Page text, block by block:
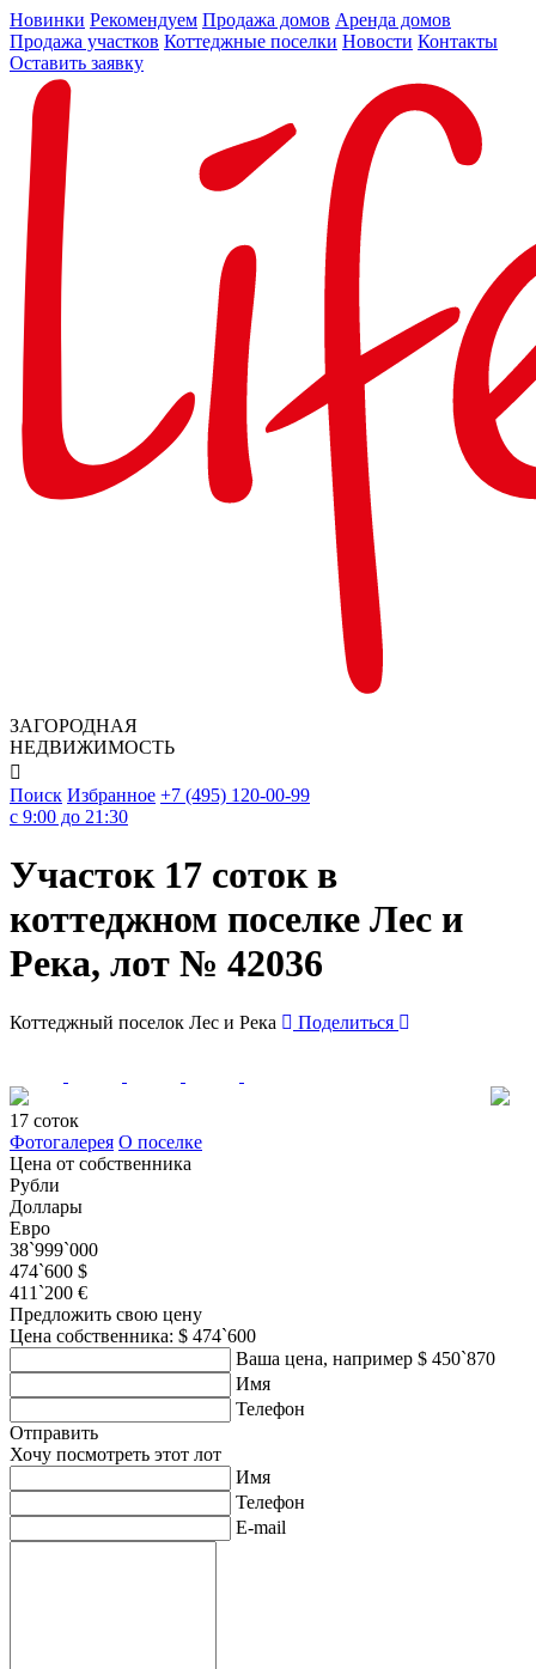
Новинки Рекомендуем Продажа домов Аренда домов
Продажа участков Коттеджные поселки Новости Контакты
Оставить заявку
ЗАГОРОДНАЯ
НЕДВИЖИМОСТЬ

Поиск Избранное +7 (495) 120-00-99
c 9:00 до 21:30
Участок 17 соток в
коттеджном поселке Лес и
Река, лот № 42036
Коттеджный поселок Лес и Река Поделиться
17 соток
Фотогалерея О поселке
Цена от собственника
Рубли
Доллары
Евро
38`999`000
474`600 $
411`200 €
Предложить свою цену
Цена собственника: $ 474`600
Ваша цена, например $ 450`870
Имя
Телефон
Отправить
Хочу посмотреть этот лот
Имя
Телефон
E-mail